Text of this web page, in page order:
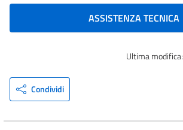
ASSISTENZA TECNICA
Ultima modifica:
Condividi